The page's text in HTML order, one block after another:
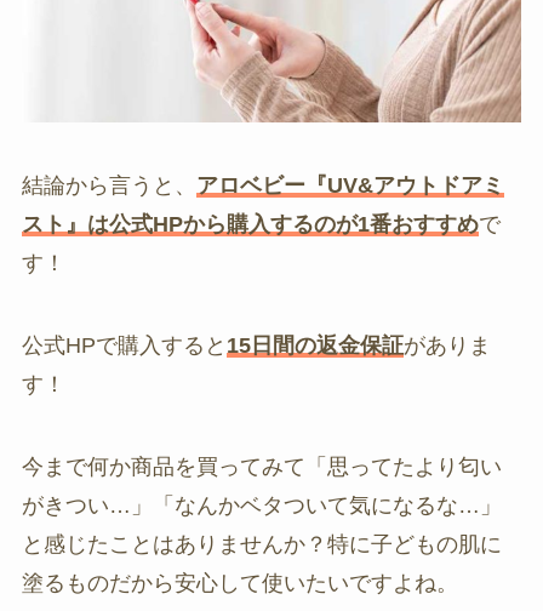
結論から言うと、 アロベビー『UV&アウトドアミ
スト』は公式HPから購入するのが1番おすすめで
す！
公式HPで購入すると 15日間の返金保証がありま
す！
今まで何か商品を買ってみて「思ってたより匂い
がきつい…」「なんかベタついて気になるな…」
と感じたことはありませんか？特に子どもの肌に
塗るものだから安心して使いたいですよね。